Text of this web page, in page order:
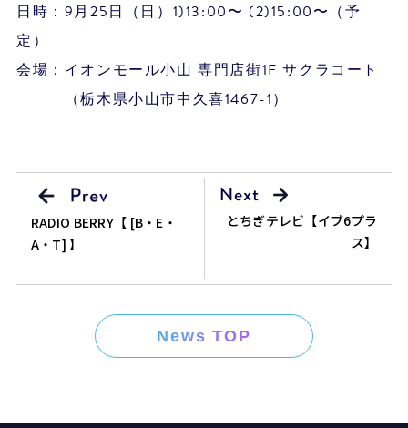
日時：9月25日（日）1)13:00〜 (2)15:00〜（予
定）
会場：イオンモール小山 専門店街1F サクラコート
（栃木県小山市中久喜1467-1）
RADIO BERRY【 [B・E・
A・T] 】
とちぎテレビ【イブ6プラ
ス】
News TOP